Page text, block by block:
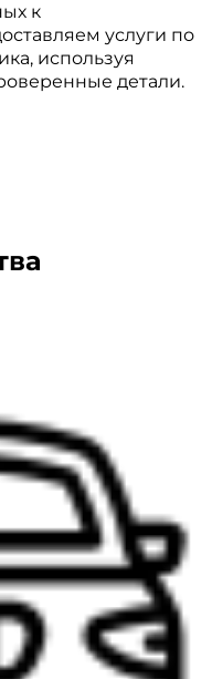
к
услуги по
используя
детали.